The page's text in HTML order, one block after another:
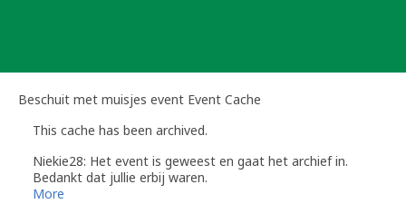
Beschuit met muisjes event Event Cache
This cache has been archived.
Niekie28: Het event is geweest en gaat het archief in.
Bedankt dat jullie erbij waren.
Groetjes Niekie en Edtjuhh
More